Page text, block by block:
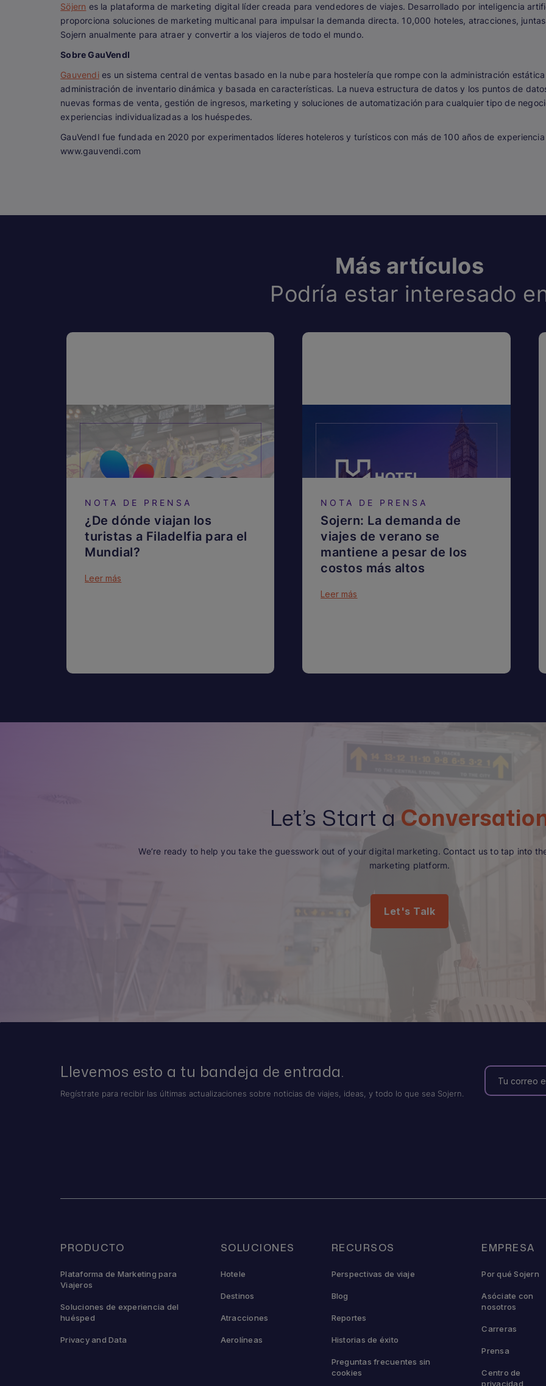
Söjern es la plataforma de marketing digital líder creada para vendedores de viajes. Desarrollado por inteligencia
proporciona soluciones de marketing multicanal para impulsar la demanda directa. 10,000 hoteles, atracciones,
Sojern anualmente para atraer y convertir a los viajeros de todo el mundo.
Sobre GauVendI
Gauvendies un sistema central de ventas basado en la nube para hostelería que rompe con la administración
administración de inventario dinámica y basada en características. La nueva estructura de datos y los puntos de
nuevas formas de venta, gestión de ingresos, marketing y soluciones de automatización para cualquier tipo de
experiencias individualizadas a los huéspedes.
GauVendI fue fundada en 2020 por experimentados líderes hoteleros y turísticos con más de 100 años de
www.gauvendi.com
Más artículos
Podría estar interesado
NOTA DE PRENSA
¿De dónde viajan los
turistas a Filadelfia para el
Mundial?
Leer más
NOTA DE PRENSA
Sojern: La demanda de
viajes de verano se
mantiene a pesar de los
costos más altos
Leer más
Let’s Start a
We’re ready to help you take the guesswork out of your digital marketing. Contact us to tap into
marketing platform.
Let's Talk
Llevemos esto a tu bandeja de entrada.
Regístrate para recibir las últimas actualizaciones sobre noticias de viajes, ideas, y todo lo que sea Sojern.
PRODUCTO
Plataforma de Marketing para
Viajeros
Soluciones de experiencia del
huésped
Privacy and Data
SOLUCIONES
Hotele
Destinos
Atracciones
Aerolíneas
RECURSOS
Perspectivas de viaje
Blog
Reportes
Historias de éxito
Preguntas frecuentes sin
cookies
EMPRESA
Por qué Sojern
Asóciate con
nosotros
Carreras
Prensa
Centro de
privacidad